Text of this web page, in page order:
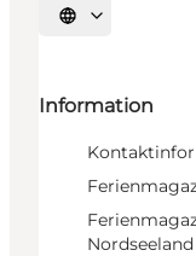
Sprache auswählen
Information